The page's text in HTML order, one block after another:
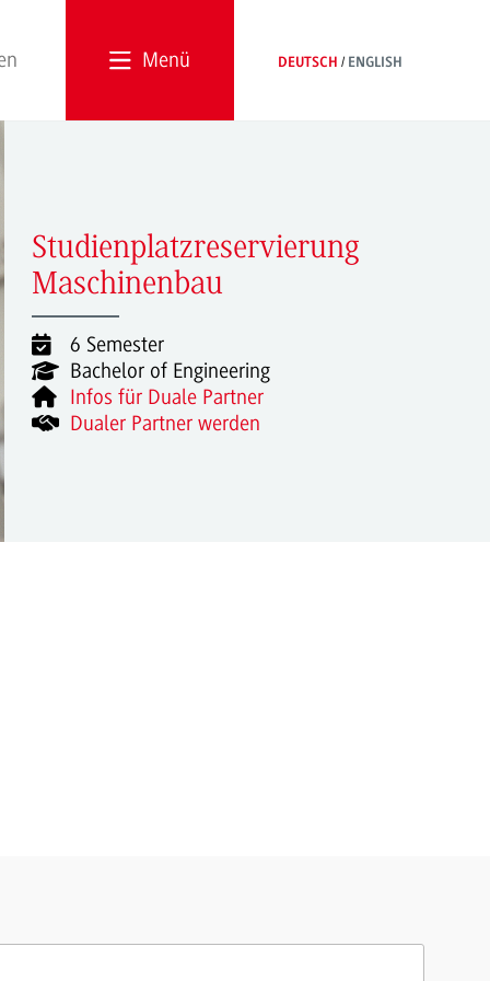
Menü DEUTSCH ENGLISH
Studienplatzreservierung
Maschinenbau
6 Semester
Bachelor of Engineering
Infos für Duale Partner
Dualer Partner werden